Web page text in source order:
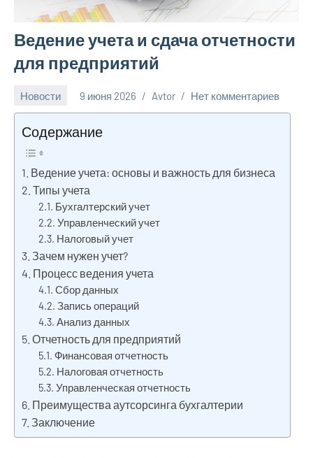
Ведение учета и сдача отчетности
для предприятий
Новости 9 июня 2026 Avtor Нет комментариев
Содержание
Ведение учета: основы и важность для бизнеса
Типы учета
Бухгалтерский учет
Управленческий учет
Налоговый учет
Зачем нужен учет?
Процесс ведения учета
Сбор данных
Запись операций
Анализ данных
Отчетность для предприятий
Финансовая отчетность
Налоговая отчетность
Управленческая отчетность
Преимущества аутсорсинга бухгалтерии
Заключение